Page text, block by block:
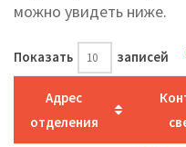
можно увидеть ниже.
Показать записей
Адрес
отделения